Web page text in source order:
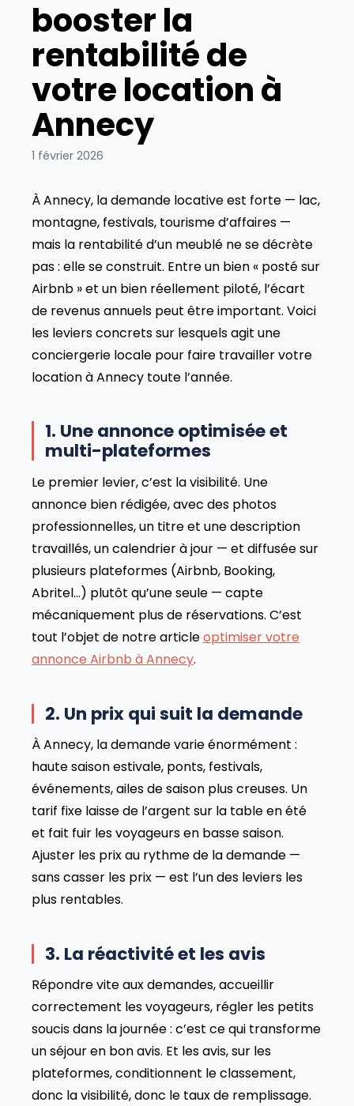
booster la
rentabilité de
votre location à
Annecy
1 février 2026
À Annecy, la demande locative est forte — lac,
montagne, festivals, tourisme d’affaires —
mais la rentabilité d’un meublé ne se décrète
pas : elle se construit. Entre un bien « posté sur
Airbnb » et un bien réellement piloté, l’écart
de revenus annuels peut être important. Voici
les leviers concrets sur lesquels agit une
conciergerie locale pour faire travailler votre
location à Annecy toute l’année.
1. Une annonce optimisée et
multi-plateformes
Le premier levier, c’est la visibilité. Une
annonce bien rédigée, avec des photos
professionnelles, un titre et une description
travaillés, un calendrier à jour — et diffusée sur
plusieurs plateformes (Airbnb, Booking,
Abritel…) plutôt qu’une seule — capte
mécaniquement plus de réservations. C’est
tout l’objet de notre articleoptimiser votre
annonce Airbnb à Annecy.
2. Un prix qui suit la demande
À Annecy, la demande varie énormément :
haute saison estivale, ponts, festivals,
événements, ailes de saison plus creuses. Un
tarif fixe laisse de l’argent sur la table en été
et fait fuir les voyageurs en basse saison.
Ajuster les prix au rythme de la demande —
sans casser les prix — est l’un des leviers les
plus rentables.
3. La réactivité et les avis
Répondre vite aux demandes, accueillir
correctement les voyageurs, régler les petits
soucis dans la journée : c’est ce qui transforme
un séjour en bon avis. Et les avis, sur les
plateformes, conditionnent le classement,
donc la visibilité, donc le taux de remplissage.